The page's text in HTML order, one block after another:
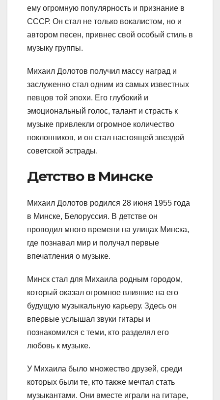
ему огромную популярность и признание в
СССР. Он стал не только вокалистом, но и
автором песен, привнес свой особый стиль в
музыку группы.
Михаил Долотов получил массу наград и
заслуженно стал одним из самых известных
певцов той эпохи. Его глубокий и
эмоциональный голос, талант и страсть к
музыке привлекли огромное количество
поклонников, и он стал настоящей звездой
советской эстрады.
Детство в Минске
Михаил Долотов родился 28 июня 1955 года
в Минске, Белоруссия. В детстве он
проводил много времени на улицах Минска,
где познавал мир и получал первые
впечатления о музыке.
Минск стал для Михаила родным городом,
который оказал огромное влияние на его
будущую музыкальную карьеру. Здесь он
впервые услышал звуки гитары и
познакомился с теми, кто разделял его
любовь к музыке.
У Михаила было множество друзей, среди
которых были те, кто также мечтал стать
музыкантами. Они вместе играли на гитаре,